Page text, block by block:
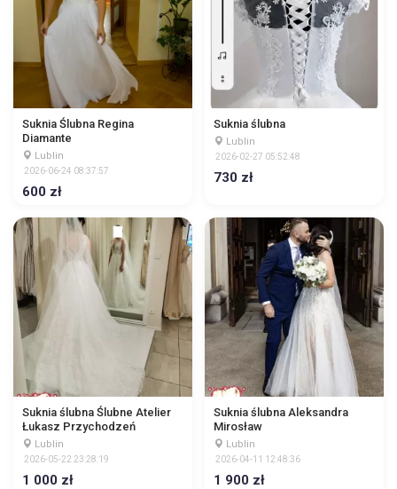
Suknia Ślubna Regina
Diamante
Lublin
2026-06-24 08:37:57
600 zł
Suknia ślubna
Lublin
2026-02-27 05:52:48
730 zł
Suknia ślubna Ślubne Atelier
Łukasz Przychodzeń
Lublin
2026-05-22 23:28:19
1 000 zł
Suknia ślubna Aleksandra
Mirosław
Lublin
2026-04-11 12:48:36
1 900 zł